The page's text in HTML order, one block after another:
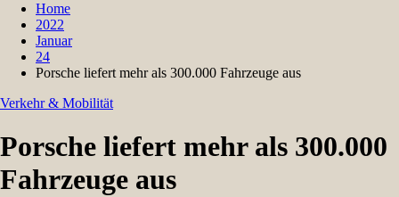
Home
2022
Januar
24
Porsche liefert mehr als 300.000 Fahrzeuge aus
Verkehr & Mobilität
Porsche liefert mehr als 300.000
Fahrzeuge aus